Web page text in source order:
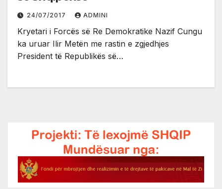
24/07/2017 ADMINI
Kryetari i Forcës së Re Demokratike Nazif Cungu
ka uruar Ilir Metën me rastin e zgjedhjes
President të Republikës së…